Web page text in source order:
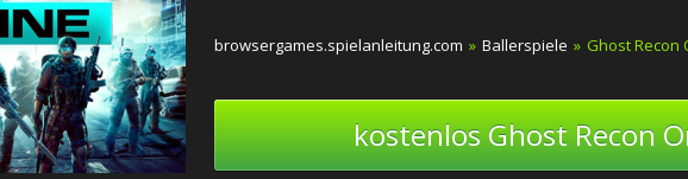
browsergames.spielanleitung.com » Ballerspiele » Ghost Recon
kostenlos Ghost Recon